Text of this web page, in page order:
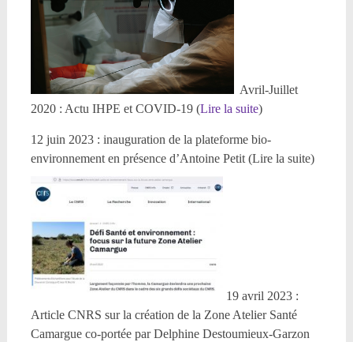
Avril-Juillet
2020 : Actu IHPE et COVID-19 (Lire la suite)
12 juin 2023 : inauguration de la plateforme bio-
environnement en présence d’Antoine Petit (Lire la suite)
19 avril 2023 :
Article CNRS sur la création de la Zone Atelier Santé
Camargue co-portée par Delphine Destoumieux-Garzon